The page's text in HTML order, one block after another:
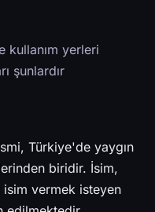
kullanım yerleri
şunlardır
Türkiye'de yaygın
biridir. İsim,
vermek isteyen